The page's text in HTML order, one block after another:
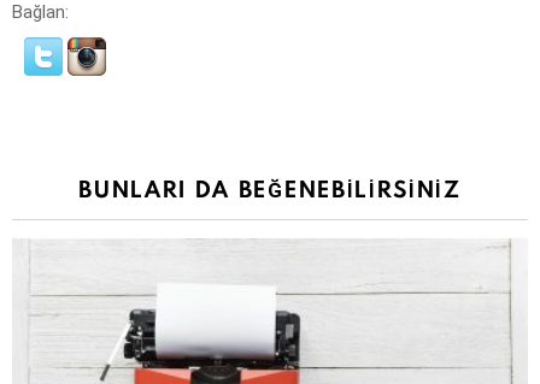
Bağlan:
BUNLARI DA BEĞENEBILIRSINIZ